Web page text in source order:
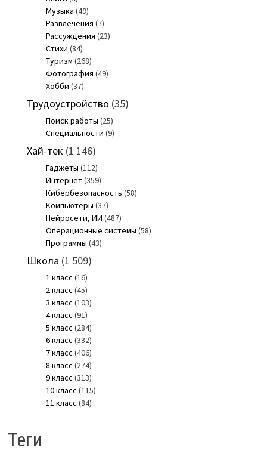
Музыка (49)
Развлечения (7)
Рассуждения (23)
Стихи (84)
Туризм (268)
Фотография (49)
Хобби (37)
Трудоустройство (35)
Поиск работы (25)
Специальности (9)
Хай-тек (1 146)
Гаджеты (112)
Интернет(359)
Кибербезопасность (58)
Компьютеры (37)
Нейросети, ИИ (487)
Операционные системы (58)
Программы (43)
Школа (1 509)
1 класс (16)
2 класс (45)
3 класс (103)
4 класс (91)
5 класс (284)
6 класс (332)
7 класс (406)
8 класс (274)
9 класс (313)
10 класс (115)
11 класс (84)
Теги